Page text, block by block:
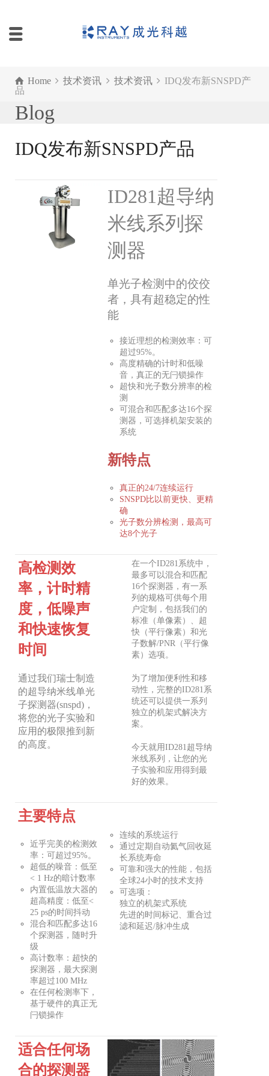
Home 技术资讯 技术资讯
IDQ发布新SNSPD产
品
Blog
IDQ发布新SNSPD产品
ID281超导纳
米线系列探
测器
单光子检测中的佼佼
者，具有超稳定的性
能
接近理想的检测效率：可
超过95%。
高度精确的计时和低噪
音，真正的无闩锁操作
超快和光子数分辨率的检
测
可混合和匹配多达16个探
测器，可选择机架安装的
系统
新特点
真正的24/7连续运行
SNSPD比以前更快、更精
确
光子数分辨检测，最高可
达8个光子
高检测效
率，计时精
度，低噪声
和快速恢复
时间
通过我们瑞士制造
的超导纳米线单光
子探测器(snspd)，
将您的光子实验和
应用的极限推到新
的高度。
在一个ID281系统中，
最多可以混合和匹配
16个探测器，有一系
列的规格可供每个用
户定制，包括我们的
标准（单像素）、超
快（平行像素）和光
子数解/PNR（平行像
素）选项。
为了增加便利性和移
动性，完整的ID281系
统还可以提供一系列
独立的机架式解决方
案。
今天就用ID281超导纳
米线系列，让您的光
子实验和应用得到最
好的效果。
主要特点
近乎完美的检测效
率：可超过95%。
超低的噪音：低至
< 1 Hz的暗计数率
内置低温放大器的
超高精度：低至<
25 ps的时间抖动
混合和匹配多达16
个探测器，随时升
级
高计数率：超快的
探测器，最大探测
率超过100 MHz
在任何检测率下，
基于硬件的真正无
闩锁操作
连续的系统运行
通过定期自动氦气回收延
长系统寿命
可靠和强大的性能，包括
全球24小时的技术支持
可选项：
独立的机架式系统
先进的时间标记、重合过
滤和延迟/脉冲生成
适合任何场
合的探测器